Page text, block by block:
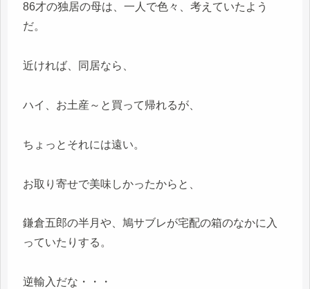
86才の独居の母は、一人で色々、考えていたよう
だ。
近ければ、同居なら、
ハイ、お土産～と買って帰れるが、
ちょっとそれには遠い。
お取り寄せで美味しかったからと、
鎌倉五郎の半月や、鳩サブレが宅配の箱のなかに入
っていたりする。
逆輸入だな・・・